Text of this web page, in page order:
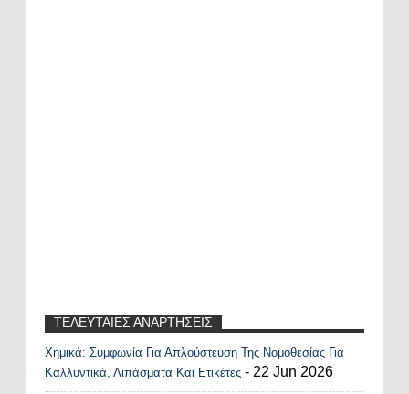
ΤΕΛΕΥΤΑΙΕΣ ΑΝΑΡΤΗΣΕΙΣ
Recent Posts Widget
Χημικά: Συμφωνία Για Απλούστευση Της Νομοθεσίας Για
Καλλυντικά, Λιπάσματα Και Ετικέτες - 22 Jun 2026